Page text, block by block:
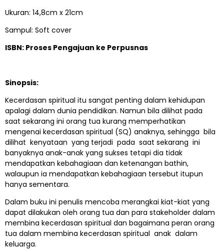
Ukuran: 14,8cm x 21cm
Sampul: Soft cover
ISBN: Proses Pengajuan ke Perpusnas
Sinopsis:
Kecerdasan spiritual itu sangat penting dalam kehidupan
apalagi dalam dunia pendidikan. Namun bila dilihat pada
saat sekarang ini orang tua kurang memperhatikan
mengenai kecerdasan spiritual (SQ) anaknya, sehingga bila
dilihat kenyataan yang terjadi pada saat sekarang ini
banyaknya anak-anak yang sukses tetapi dia tidak
mendapatkan kebahagiaan dan ketenangan bathin,
walaupun ia mendapatkan kebahagiaan tersebut itupun
hanya sementara.
Dalam buku ini penulis mencoba merangkai kiat-kiat yang
dapat dilakukan oleh orang tua dan para stakeholder dalam
membina kecerdasan spiritual dan bagaimana peran orang
tua dalam membina kecerdasan spiritual anak dalam
keluarga.